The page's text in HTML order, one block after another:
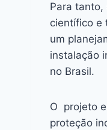
Para
científico e
um
instalação
no Brasil.
O projeto
proteção